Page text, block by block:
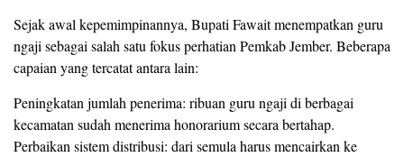
Sejak awal kepemimpinannya, Bupati Fawait menempatkan guru
ngaji sebagai salah satu fokus perhatian Pemkab Jember. Beberapa
capaian yang tercatat antara lain:
Peningkatan jumlah penerima: ribuan guru ngaji di berbagai
kecamatan sudah menerima honorarium secara bertahap.
Perbaikan sistem distribusi: dari semula harus mencairkan ke